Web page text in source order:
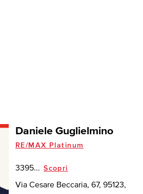
Daniele Guglielmino
RE/MAX Platinum
3395... Scopri
Via Cesare Beccaria, 67, 95123,